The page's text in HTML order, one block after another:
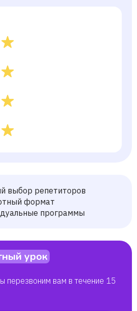
выбор репетиторов
формат
программы
урок
перезвоним вам в течение 15